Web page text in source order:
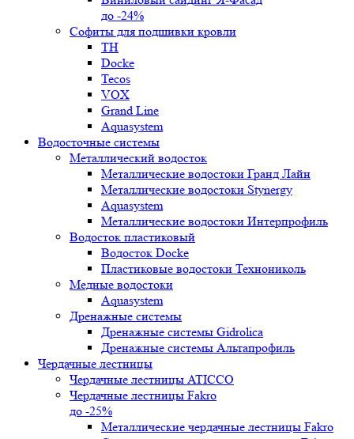
до -24%
Софиты для подшивки кровли
ТН
Docke
Tecos
VOX
Grand Line
Aquasystem
Водосточные системы
Металлический водосток
Металлические водостоки Гранд Лайн
Металлические водостоки Stynergy
Aquasystem
Металлические водостоки Интерпрофиль
Водосток пластиковый
Водосток Docke
Пластиковые водостоки Технониколь
Медные водостоки
Aquasystem
Дренажные системы
Дренажные системы Gidrolica
Дренажные системы Альтапрофиль
Чердачные лестницы
Чердачные лестницы ATICCO
Чердачные лестницы Fakro
до -25%
Металлические чердачные лестницы Fakro